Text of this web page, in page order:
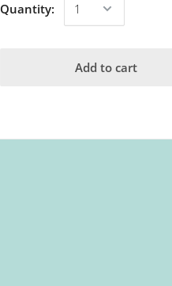
Quantity:
Add to cart